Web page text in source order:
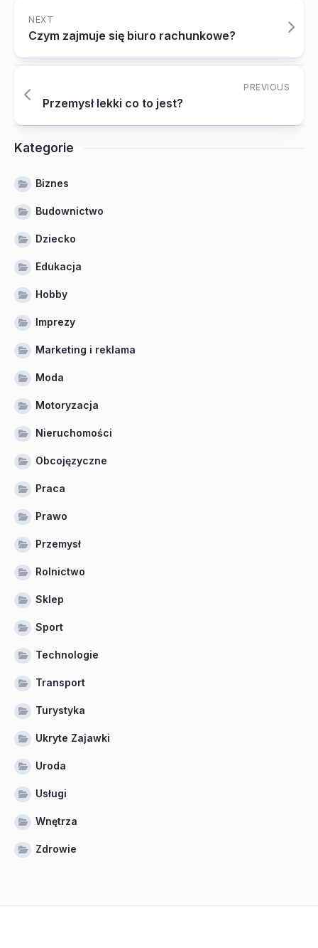
NEXT
Czym zajmuje się biuro rachunkowe?
PREVIOUS
Przemysł lekki co to jest?
Kategorie
Biznes
Budownictwo
Dziecko
Edukacja
Hobby
Imprezy
Marketing i reklama
Moda
Motoryzacja
Nieruchomości
Obcojęzyczne
Praca
Prawo
Przemysł
Rolnictwo
Sklep
Sport
Technologie
Transport
Turystyka
Ukryte Zajawki
Uroda
Usługi
Wnętrza
Zdrowie